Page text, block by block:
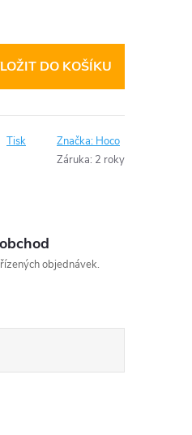
DO KOŠÍKU
Tisk Značka: Hoco
Záruka: 2 roky
objednávek.